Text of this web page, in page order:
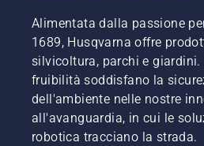
Alimentata dalla passione
1689, Husqvarna offre
silvicoltura, parchi e giardini.
fruibilità soddisfano la
dell'ambiente nelle nostre
all'avanguardia, in cui le
robotica tracciano la strada.